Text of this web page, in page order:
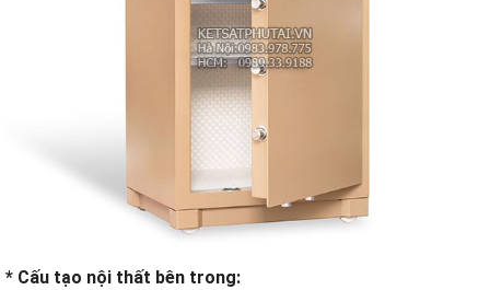
* Cấu tạo nội thất bên trong: